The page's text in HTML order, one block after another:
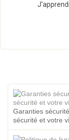
Garanties
sécurité et votre